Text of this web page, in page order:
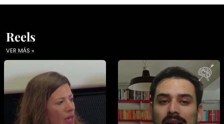
Reels
VER MÁS »